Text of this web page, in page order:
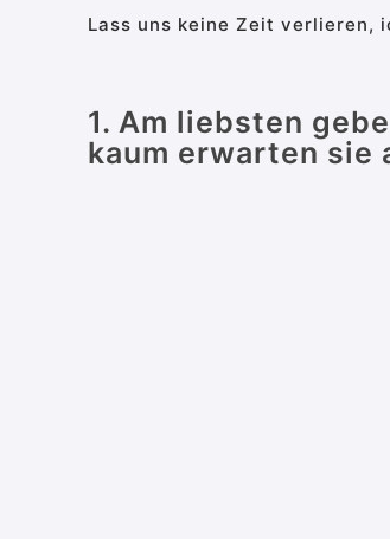
Lass uns keine Zeit verlieren,
1. Am liebsten
kaum erwarten sie